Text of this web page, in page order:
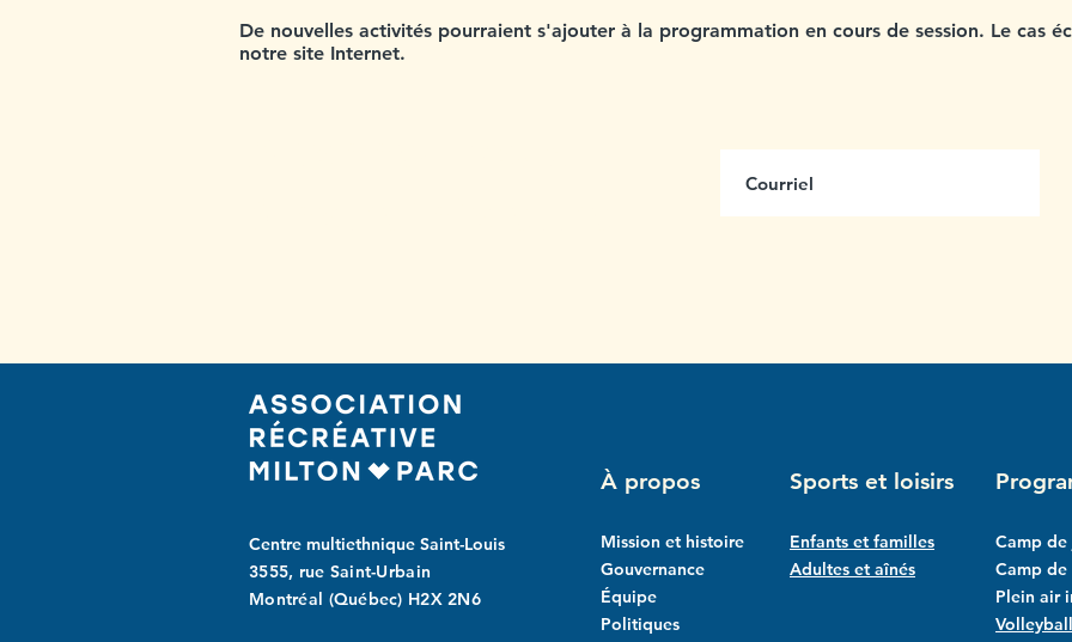
De nouvelles activités pourraient s'ajouter à la programmation en cours de session. Le cas
notre site Internet.
Centre multiethnique Saint-Louis
3555, rue Saint-Urbain
Montréal (Québec) H2X 2N6
À propos
Mission et histoire
Gouvernance
Équipe
Politiques
Sports et loisirs
Enfants et familles
Adultes et aînés
Camp
Camp de
Plein air